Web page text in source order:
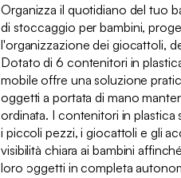
Organizza il quotidiano del tuo
di stoccaggio per bambini,
l'organizzazione dei giocattoli,
Dotato di 6 contenitori in
mobile offre una soluzione
oggetti a portata di mano
ordinata. I contenitori in plastica
i piccoli pezzi, i giocattoli e gli
visibilità chiara ai bambini
loro oggetti in completa